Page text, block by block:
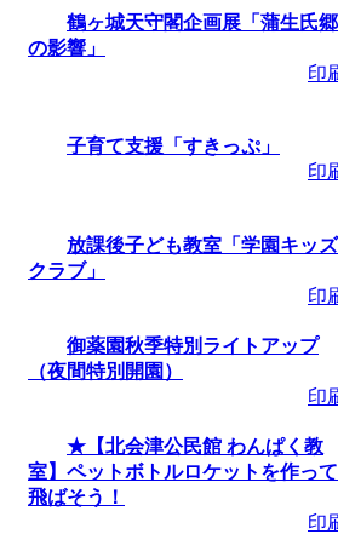
のこびる塾
講座「ばん
10～2026/08/
て交流広場「
07/13～2026/
て交流広場「
08/10～2026/
鶴ヶ城天守閣企画展「蒲生氏郷
の影響」
印
子育て支援「すきっぷ」
印
放課後子ども教室「学園キッズ
クラブ」
印
御薬園秋季特別ライトアップ
（夜間特別開園）
印
★【北会津公民館 わんぱく教
室】ペットボトルロケットを作って
飛ばそう！
印